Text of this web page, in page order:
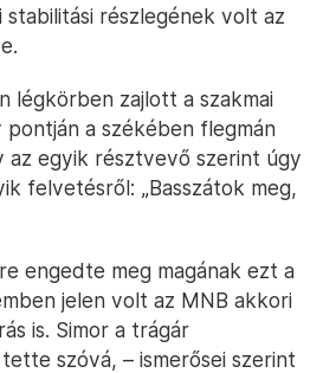
részlegének volt az
légkörben zajlott a szakmai
a székében flegmán
az egyik résztvevő szerint úgy
felvetésről: „Basszátok meg,
engedte meg magának ezt a
jelen volt az MNB akkori
is. Simor a trágár
szóvá, – ismerősei szerint